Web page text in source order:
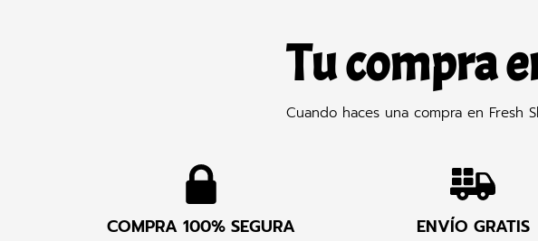
Tu compra
Cuando haces una compra en Fresh
COMPRA 100% SEGURA ENVÍO GRATIS